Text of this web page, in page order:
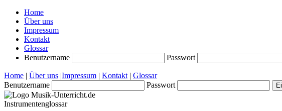
Home
Über uns
Impressum
Kontakt
Glossar
Benutzername
Passwort
Home | Über uns |Impressum | Kontakt | Glossar
Benutzername
Passwort
Instrumentenglossar